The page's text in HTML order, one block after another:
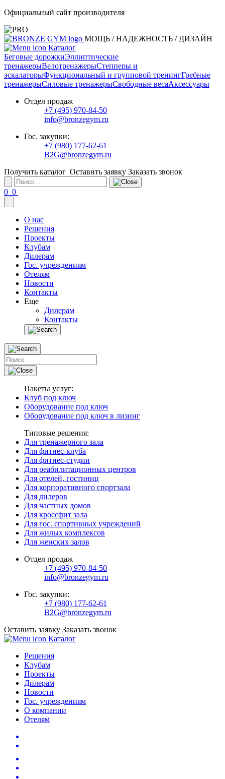
Официальный сайт производителя
МОЩЬ / НАДЕЖНОСТЬ / ДИЗАЙН
Каталог
Беговые дорожкиЭллиптические
тренажерыВелотренажерыСтепперы и
эскалаторыФункциональный и групповой тренингГребные
тренажерыСиловые тренажерыСвободные весаАксессуары
Отдел продаж
+7 (495) 970-84-50
info@bronzegym.ru
Гос. закупки:
+7 (980) 177-62-61
B2G@bronzegym.ru
Получить каталог Оставить заявку Заказать звонок
0 0
О нас
Решения
Проекты
Клубам
Дилерам
Гос. учреждениям
Отелям
Новости
Контакты
Еще
Дилерам
Контакты
Пакеты услуг:
Клуб под ключ
Оборудование под ключ
Оборудование под ключ в лизинг
Типовые решения:
Для тренажерного зала
Для фитнес-клуба
Для фитнес-студии
Для реабилитационных центров
Для отелей, гостиниц
Для корпоративного спортзала
Для дилеров
Для частных домов
Для кроссфит зала
Для гос. спортивных учреждений
Для жилых комплексов
Для женских залов
Отдел продаж
+7 (495) 970-84-50
info@bronzegym.ru
Гос. закупки:
+7 (980) 177-62-61
B2G@bronzegym.ru
Оставить заявку Заказать звонок
Каталог
Решения
Клубам
Проекты
Дилерам
Новости
Гос. учреждениям
О компании
Отелям